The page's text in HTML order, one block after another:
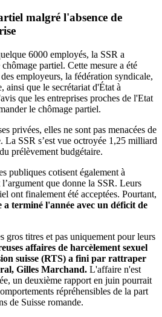
malgré l'absence de
6000 employés, la SSR a
partiel. Cette mesure a été
employeurs, la fédération syndicale,
ainsi que le secrétariat d'État à
que les entreprises proches de l'Etat
le chômage partiel.
privées, elles ne sont pas menacées de
La SSR s’est vue octroyée 1,25 milliard
prélèvement budgétaire.
publiques cotisent également à
que donne la SSR. Leurs
ont finalement été acceptées. Pourtant,
terminé l'année avec un déficit de
gros titres et pas uniquement pour leurs
affaires de harcèlement sexuel
suisse (RTS) a fini par rattraper
Gilles Marchand. L'affaire n'est
un deuxième rapport en juin pourrait
répréhensibles de la part
de Suisse romande.